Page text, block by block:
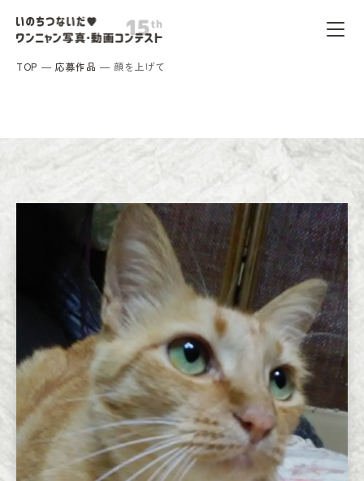
TOP 応募作品 顔を上げて